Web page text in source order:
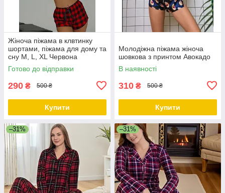
Жіноча піжама в клвтинку
шортами, піжама для дому та
сну M, L, XL Червона
Готово до відправки
290 ₴ 500 ₴
Купити
Молодіжна піжама жіноча
шовкова з принтом Авокадо
В наявності
310 ₴ 500 ₴
Купити
–31% –31%